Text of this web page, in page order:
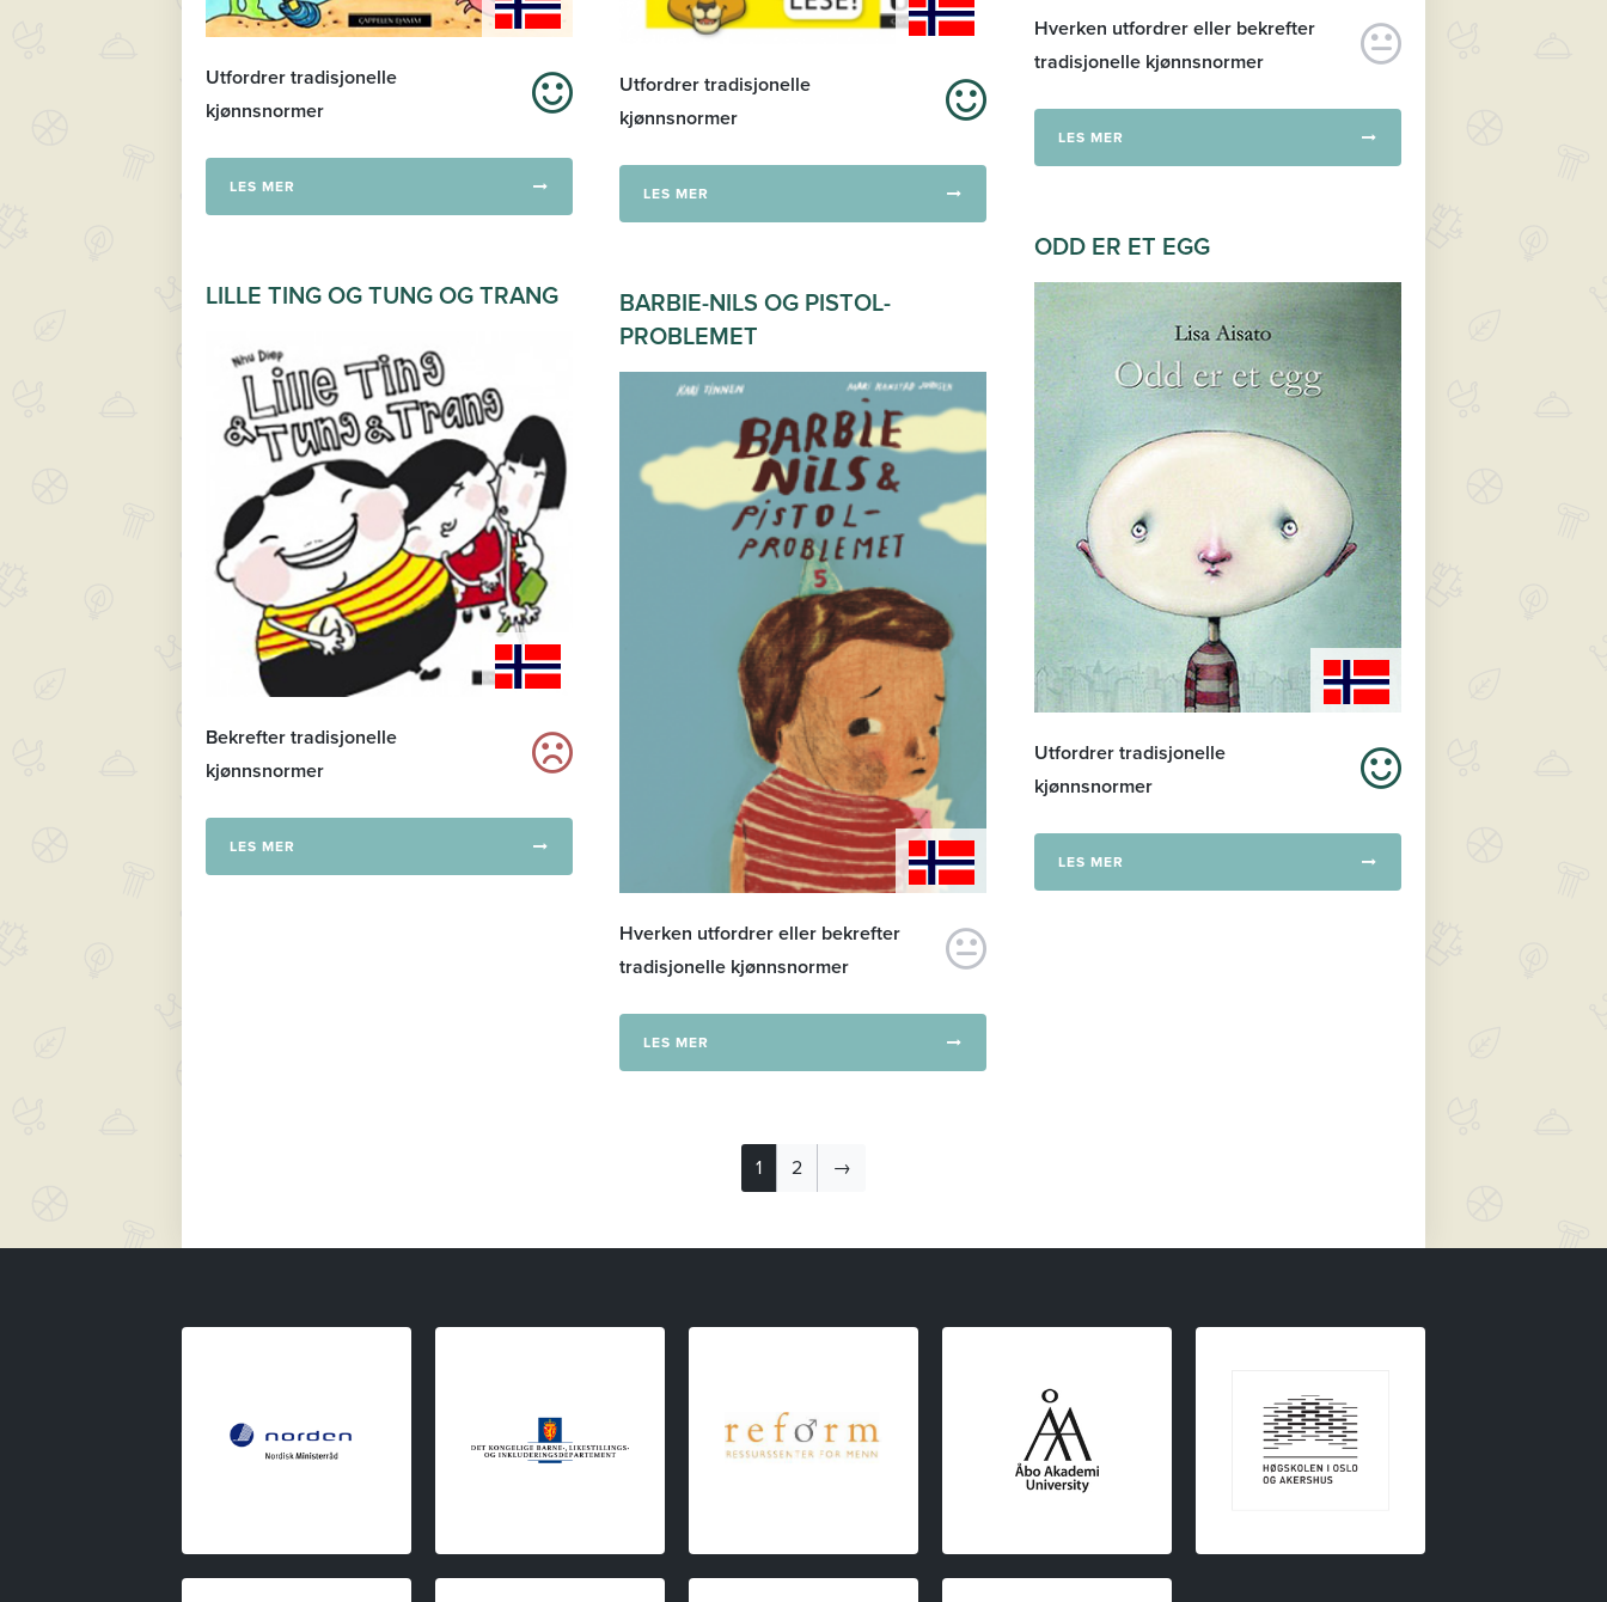
Utfordrer tradisjonelle
kjønnsnormer
LES MER
Utfordrer tradisjonelle
kjønnsnormer
LES MER
Hverken utfordrer eller bekrefter
tradisjonelle kjønnsnormer
LES MER
ODD ER ET EGG
Utfordrer tradisjonelle
kjønnsnormer
LES MER
LILLE TING OG TUNG OG TRANG
Bekrefter tradisjonelle
kjønnsnormer
LES MER
BARBIE-NILS OG PISTOL-
PROBLEMET
Hverken utfordrer eller bekrefter
tradisjonelle kjønnsnormer
LES MER
1 2 →